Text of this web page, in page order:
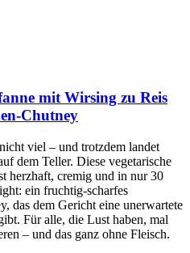
mit Wirsing zu Reis
Chutney
viel – und trotzdem landet
dem Teller. Diese vegetarische
herzhaft, cremig und in nur 30
ein fruchtig-scharfes
das dem Gericht eine unerwartete
Für alle, die Lust haben, mal
– und das ganz ohne Fleisch.